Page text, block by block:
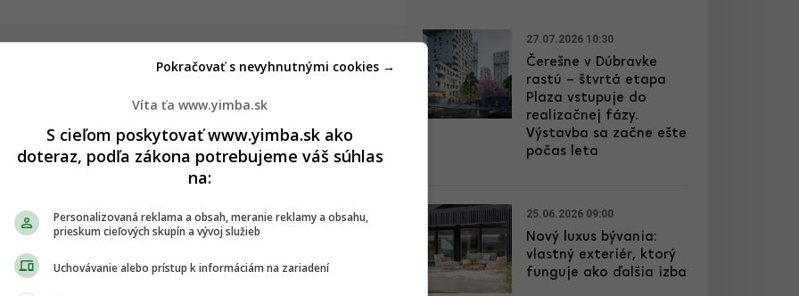
2
železničnú dopravu. Trať z
Bratislavy do Komárna sa má
modernizovať, zvýši sa jej
05.08.2026 20:28
4
nemocníc. Výstavba veľkých
27.07.2026 10:30
Čerešne v Dúbravke
rastú – štvrtá etapa
Plaza vstupuje do
realizačnej fázy.
Výstavba sa začne ešte
počas leta
25.06.2026 09:00
Nový luxus bývania:
vlastný exteriér, ktorý
funguje ako ďalšia izba
Víta ťa www.yimba.sk
S cieľom poskytovať www.yimba.sk ako
doteraz, podľa zákona potrebujeme váš súhlas
na:
Personalizovaná reklama a obsah, meranie reklamy a obsahu,
prieskum cieľových skupín a vývoj služieb
Uchovávanie alebo prístup k informáciám na zariadení
Pokračovať s nevyhnutnými cookies →